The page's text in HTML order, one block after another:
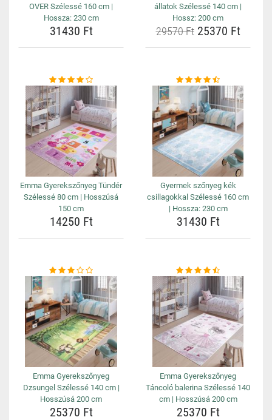
OVER Szélessé 160 cm |
Hossza: 230 cm
31430 Ft
állatok Szélessé 140 cm |
Hossz: 200 cm
29570 Ft25370 Ft
Emma Gyerekszőnyeg Tündér
Szélessé 80 cm | Hosszúsá
150 cm
14250 Ft
Gyermek szőnyeg kék
csillagokkal Szélessé 160 cm
| Hossza: 230 cm
31430 Ft
Emma Gyerekszőnyeg
Dzsungel Szélessé 140 cm |
Hosszúsá 200 cm
25370 Ft
Emma Gyerekszőnyeg
Táncoló balerina Szélessé 140
cm | Hosszúsá 200 cm
25370 Ft